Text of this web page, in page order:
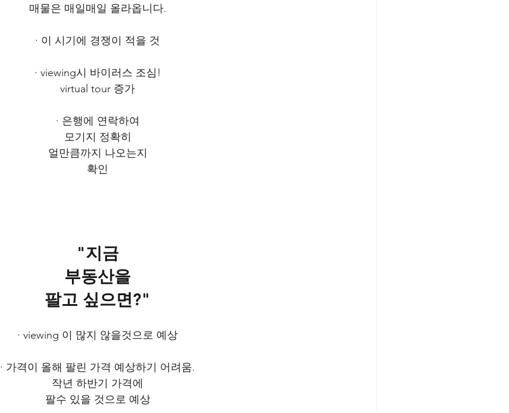
매물은 매일매일 올라옵니다.
· 이 시기에 경쟁이 적을 것
· viewing시 바이러스 조심!
virtual tour 증가
· 은행에 연락하여
모기지 정확히
얼만큼까지 나오는지
확인
"지금
부동산을
팔고 싶으면?"
· viewing 이 많지 않을것으로 예상
· 가격이 올해 팔린 가격 예상하기 어려움.
작년 하반기 가격에
팔수 있을 것으로 예상